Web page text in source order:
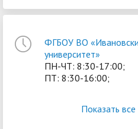
ФГБОУ ВО
университет»
ПН-ЧТ: 8:30-17:00;
ПТ: 8:30-16:00;
Показать